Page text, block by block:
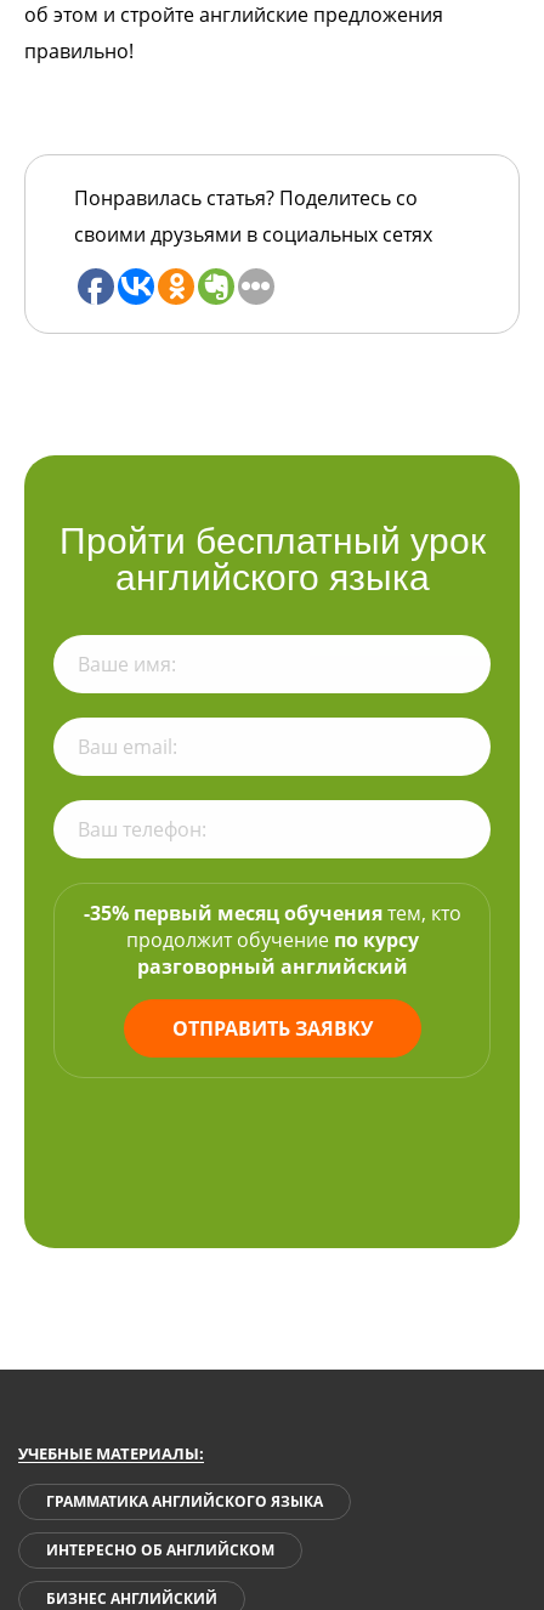
об этом и стройте английские предложения
правильно!
Понравилась статья? Поделитесь со
своими друзьями в социальных сетях
Пройти бесплатный урок
английского языка
-35% первый месяц обучениятем, кто
продолжит обучение по курсу
разговорный английский
ОТПРАВИТЬ ЗАЯВКУ
УЧЕБНЫЕ МАТЕРИАЛЫ:
ГРАММАТИКА АНГЛИЙСКОГО ЯЗЫКА
ИНТЕРЕСНО ОБ АНГЛИЙСКОМ
БИЗНЕС АНГЛИЙСКИЙ